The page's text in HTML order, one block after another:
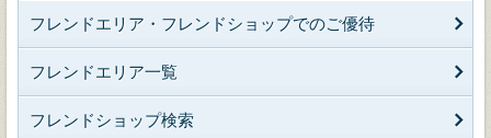
フレンドエリア・フレンドショップでのご優待
フレンドエリア一覧
フレンドショップ検索